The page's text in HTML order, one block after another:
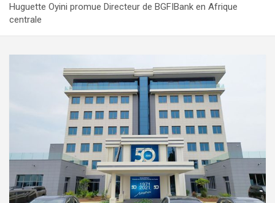
Huguette Oyini promue Directeur de BGFIBank en Afrique
centrale